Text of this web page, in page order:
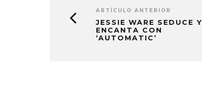
ARTÍCULO ANTERIOR
JESSIE WARE SEDUCE Y
ENCANTA CON
‘AUTOMATIC’